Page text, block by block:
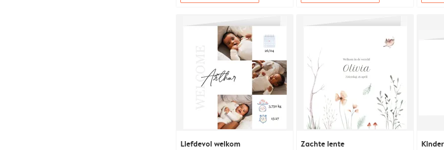
Liefdevol welkom Zachte lente